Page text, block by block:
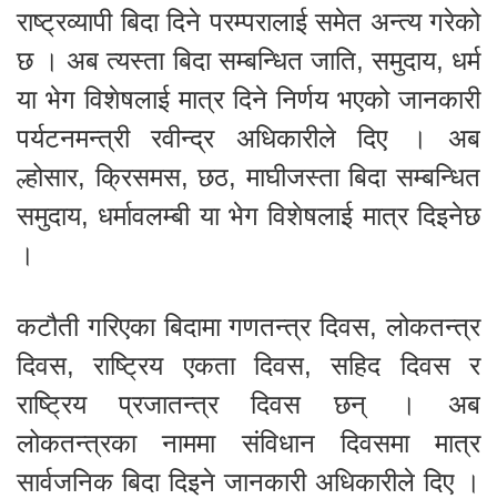
राष्ट्रव्यापी बिदा दिने परम्परालाई समेत अन्त्य गरेको
छ । अब त्यस्ता बिदा सम्बन्धित जाति, समुदाय, धर्म
या भेग विशेषलाई मात्र दिने निर्णय भएको जानकारी
पर्यटनमन्त्री रवीन्द्र अधिकारीले दिए । अब
ल्होसार, क्रिसमस, छठ, माघीजस्ता बिदा सम्बन्धित
समुदाय, धर्मावलम्बी या भेग विशेषलाई मात्र दिइनेछ
।
कटौती गरिएका बिदामा गणतन्त्र दिवस, लोकतन्त्र
दिवस, राष्ट्रिय एकता दिवस, सहिद दिवस र
राष्ट्रिय प्रजातन्त्र दिवस छन् । अब
लोकतन्त्रका नाममा संविधान दिवसमा मात्र
सार्वजनिक बिदा दिइने जानकारी अधिकारीले दिए ।